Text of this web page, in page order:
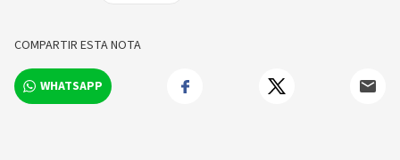
COMPARTIR ESTA NOTA
WHATSAPP